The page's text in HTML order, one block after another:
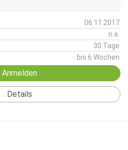
06.11.2017
n.a.
30 Tage
bis 6 Wochen
Anmelden
Details